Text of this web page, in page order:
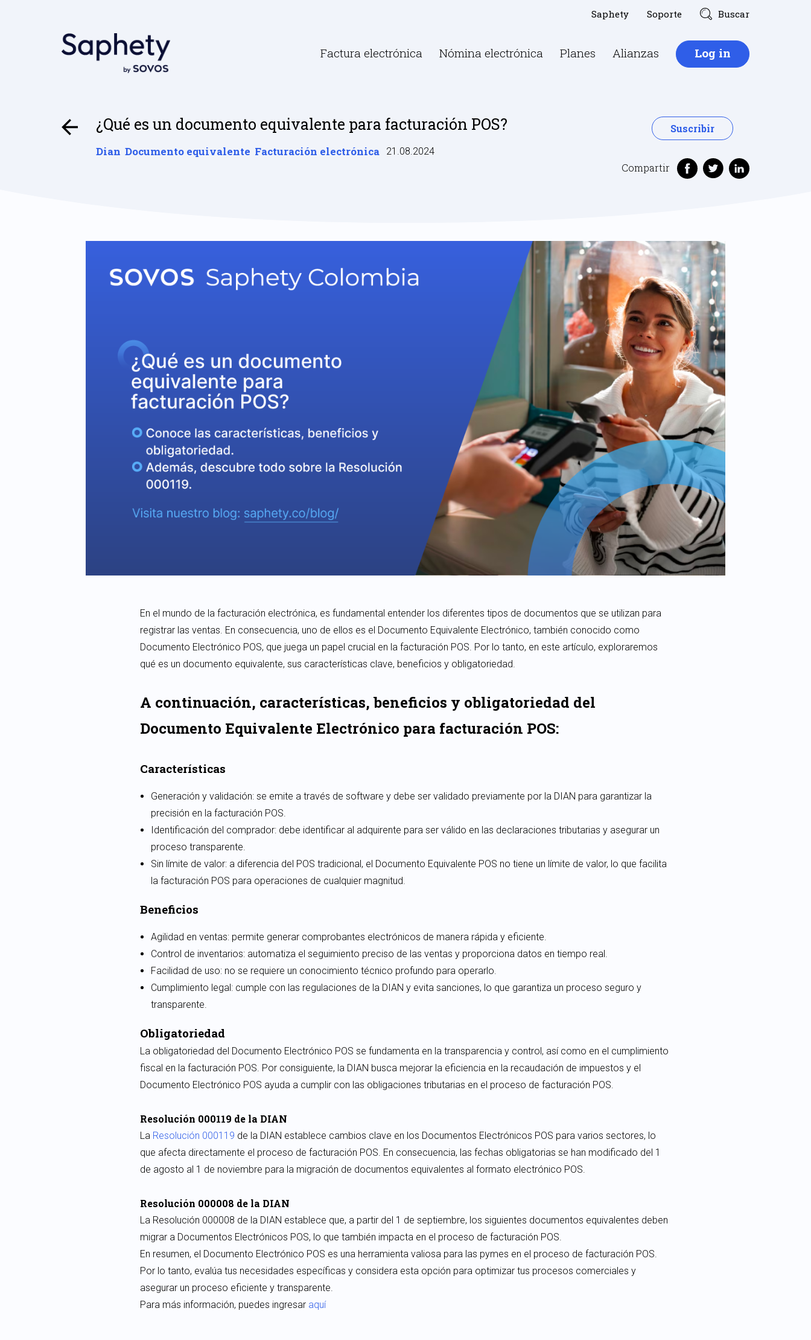
Buscar
Soporte
Saphety
Factura electrónica Nómina electrónica Planes Alianzas Log in
¿Qué es un documento equivalente para facturación POS?
Dian Documento equivalente Facturación electrónica 21.08.2024
Suscribir
Compartir
En el mundo de la facturación electrónica, es fundamental entender los diferentes tipos de documentos que se utilizan para
registrar las ventas. En consecuencia, uno de ellos es el Documento Equivalente Electrónico, también conocido como
Documento Electrónico POS, que juega un papel crucial en la facturación POS. Por lo tanto, en este artículo, exploraremos
qué es un documento equivalente, sus características clave, beneficios y obligatoriedad.
A continuación, características, beneficios y obligatoriedad del
Documento Equivalente Electrónico para facturación POS:
Características
Generación y validación: se emite a través de software y debe ser validado previamente por la DIAN para garantizar la
precisión en la facturación POS.
Identificación del comprador: debe identificar al adquirente para ser válido en las declaraciones tributarias y asegurar un
proceso transparente.
Sin límite de valor: a diferencia del POS tradicional, el Documento Equivalente POS no tiene un límite de valor, lo que facilita
la facturación POS para operaciones de cualquier magnitud.
Beneficios
Agilidad en ventas: permite generar comprobantes electrónicos de manera rápida y eficiente.
Control de inventarios: automatiza el seguimiento preciso de las ventas y proporciona datos en tiempo real.
Facilidad de uso: no se requiere un conocimiento técnico profundo para operarlo.
Cumplimiento legal: cumple con las regulaciones de la DIAN y evita sanciones, lo que garantiza un proceso seguro y
transparente.
Obligatoriedad
La obligatoriedad del Documento Electrónico POS se fundamenta en la transparencia y control, así como en el cumplimiento
fiscal en la facturación POS. Por consiguiente, la DIAN busca mejorar la eficiencia en la recaudación de impuestos y el
Documento Electrónico POS ayuda a cumplir con las obligaciones tributarias en el proceso de facturación POS.
Resolución 000119 de la DIAN
La Resolución 000119 de la DIAN establece cambios clave en los Documentos Electrónicos POS para varios sectores, lo
que afecta directamente el proceso de facturación POS. En consecuencia, las fechas obligatorias se han modificado del 1
de agosto al 1 de noviembre para la migración de documentos equivalentes al formato electrónico POS.
Resolución 000008 de la DIAN
La Resolución 000008 de la DIAN establece que, a partir del 1 de septiembre, los siguientes documentos equivalentes deben
migrar a Documentos Electrónicos POS, lo que también impacta en el proceso de facturación POS.
En resumen, el Documento Electrónico POS es una herramienta valiosa para las pymes en el proceso de facturación POS.
Por lo tanto, evalúa tus necesidades específicas y considera esta opción para optimizar tus procesos comerciales y
asegurar un proceso eficiente y transparente.
Para más información, puedes ingresar aquí